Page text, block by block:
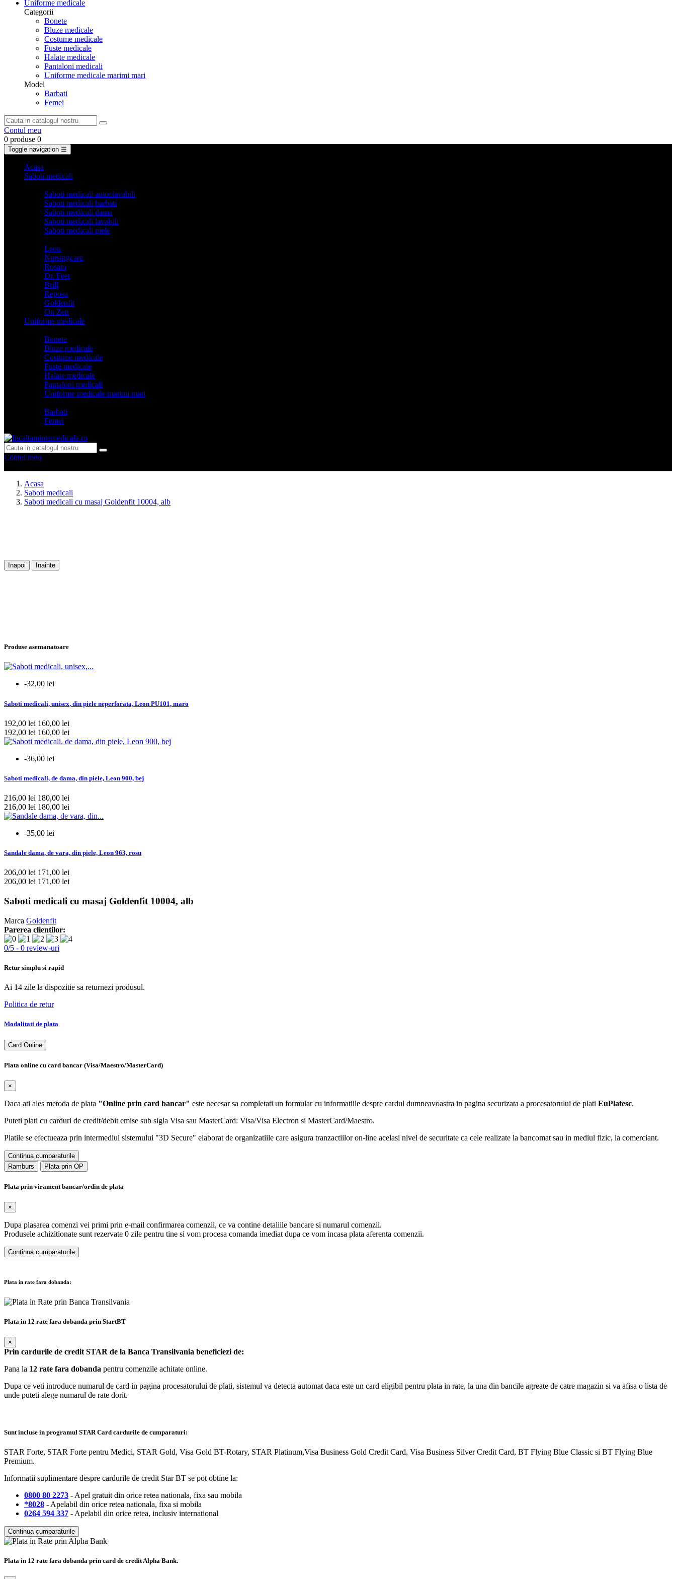
Uniforme medicale
Categorii
Bonete
Bluze medicale
Costume medicale
Fuste medicale
Halate medicale
Pantaloni medicali
Uniforme medicale marimi mari
Model
Barbati
Femei
Contul meu
0 produse 0
Toggle navigation ☰
Acasa
Saboti medicali
Saboti medicali autoclavabili
Saboti medicali barbati
Saboti medicali dama
Saboti medicali lavabili
Saboti medicali piele
Leon
Nursingcare
Rosato
Dr. Feet
Brill
Reposa
Goldenfit
On Zen
Uniforme medicale
Bonete
Bluze medicale
Costume medicale
Fuste medicale
Halate medicale
Pantaloni medicali
Uniforme medicale marimi mari
Barbati
Femei
Contul meu
Acasa
Saboti medicali
Saboti medicali cu masaj Goldenfit 10004, alb
Inapoi Inainte
Produse asemanatoare
-32,00 lei
Saboti medicali, unisex, din piele neperforata, Leon PU101, maro
192,00 lei 160,00 lei
192,00 lei 160,00 lei
-36,00 lei
Saboti medicali, de dama, din piele, Leon 900, bej
216,00 lei 180,00 lei
216,00 lei 180,00 lei
-35,00 lei
Sandale dama, de vara, din piele, Leon 963, rosu
206,00 lei 171,00 lei
206,00 lei 171,00 lei
Saboti medicali cu masaj Goldenfit 10004, alb
Marca Goldenfit
Parerea clientilor:
0/5 - 0 review-uri
Retur simplu si rapid
Ai 14 zile la dispozitie sa returnezi produsul.
Politica de retur
Modalitati de plata
Card Online
Plata online cu card bancar (Visa/Maestro/MasterCard)
×
Daca ati ales metoda de plata "Online prin card bancar" este necesar sa completati un formular cu informatiile despre cardul dumneavoastra in pagina securizata a procesatorului de plati EuPlatesc.
Puteti plati cu carduri de credit/debit emise sub sigla Visa sau MasterCard: Visa/Visa Electron si MasterCard/Maestro.
Platile se efectueaza prin intermediul sistemului "3D Secure" elaborat de organizatiile care asigura tranzactiilor on-line acelasi nivel de securitate ca cele realizate la bancomat sau in mediul fizic, la comerciant.
Continua cumparaturile
Ramburs
Plata prin OP
Plata prin virament bancar/ordin de plata
×
Dupa plasarea comenzi vei primi prin e-mail confirmarea comenzii, ce va contine detaliile bancare si numarul comenzii.
Produsele achizitionate sunt rezervate 0 zile pentru tine si vom procesa comanda imediat dupa ce vom incasa plata aferenta comenzii.
Continua cumparaturile
Plata in rate fara dobanda:
Plata in 12 rate fara dobanda prin StartBT
×
Prin cardurile de credit STAR de la Banca Transilvania beneficiezi de:
Pana la 12 rate fara dobanda pentru comenzile achitate online.
Dupa ce veti introduce numarul de card in pagina procesatorului de plati, sistemul va detecta automat daca este un card eligibil pentru plata in rate, la una din bancile agreate de catre magazin si va afisa o lista de
unde puteti alege numarul de rate dorit.
Sunt incluse in programul STAR Card cardurile de cumparaturi:
STAR Forte, STAR Forte pentru Medici, STAR Gold, Visa Gold BT-Rotary, STAR Platinum,Visa Business Gold Credit Card, Visa Business Silver Credit Card, BT Flying Blue Classic si BT Flying Blue
Premium.
Informatii suplimentare despre cardurile de credit Star BT se pot obtine la:
0800 80 2273 - Apel gratuit din orice retea nationala, fixa sau mobila
*8028 - Apelabil din orice retea nationala, fixa si mobila
0264 594 337 - Apelabil din orice retea, inclusiv international
Continua cumparaturile
Plata in 12 rate fara dobanda prin card de credit Alpha Bank.